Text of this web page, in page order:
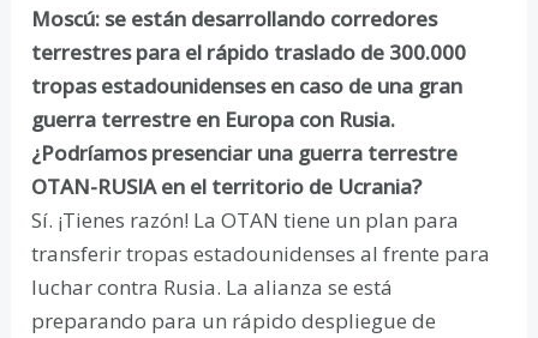
Moscú: se están desarrollando corredores
terrestres para el rápido traslado de 300.000
tropas estadounidenses en caso de una gran
guerra terrestre en Europa con Rusia.
¿Podríamos presenciar una guerra terrestre
OTAN-RUSIA en el territorio de Ucrania?
Sí. ¡Tienes razón! La OTAN tiene un plan para
transferir tropas estadounidenses al frente para
luchar contra Rusia. La alianza se está
preparando para un rápido despliegue de